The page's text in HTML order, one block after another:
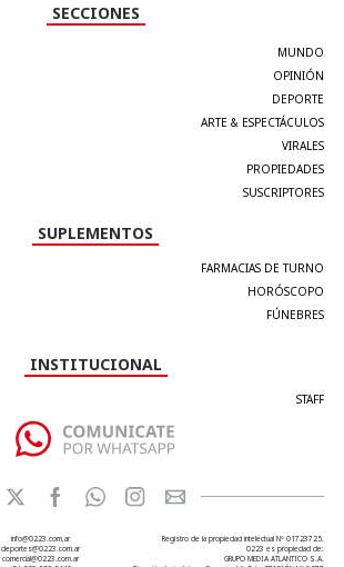
SECCIONES
MUNDO
OPINIÓN
DEPORTE
ARTE & ESPECTÁCULOS
VIRALES
PROPIEDADES
SUSCRIPTORES
SUPLEMENTOS
FARMACIAS DE TURNO
HORÓSCOPO
FÚNEBRES
INSTITUCIONAL
STAFF
info@0223.com.ar
deportes@0223.com.ar
comercial@0223.com.ar
Registro de la propiedad intelectual Nº 01723725.
0223 es propiedad de:
GRUPO MEDIA ATLANTICO S.A.